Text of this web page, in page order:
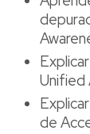
Unified
de